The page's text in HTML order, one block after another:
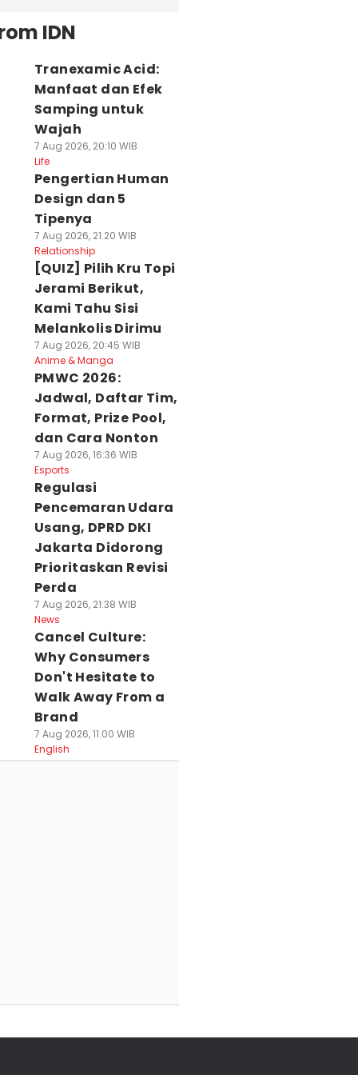
IDN
Tranexamic Acid:
Manfaat dan Efek
Samping untuk
Wajah
7 Aug 2026, 20:10 WIB
Life
Pengertian Human
Design dan 5
Tipenya
7 Aug 2026, 21:20 WIB
Relationship
[QUIZ] Pilih Kru Topi
Jerami Berikut,
Kami Tahu Sisi
Melankolis Dirimu
7 Aug 2026, 20:45 WIB
Anime & Manga
PMWC 2026:
Jadwal, Daftar Tim,
Format, Prize Pool,
dan Cara Nonton
7 Aug 2026, 16:36 WIB
Esports
Regulasi
Pencemaran Udara
Usang, DPRD DKI
Jakarta Didorong
Prioritaskan Revisi
Perda
7 Aug 2026, 21:38 WIB
News
Cancel Culture:
Why Consumers
Don't Hesitate to
Walk Away From a
Brand
7 Aug 2026, 11:00 WIB
English